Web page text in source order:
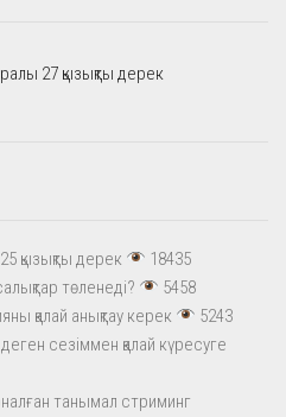
27 қызықты дерек
қызықты дерек
18435
төленеді?
5458
қалай анықтау керек
5243
сезіммен қалай күресуге
танымал стриминг